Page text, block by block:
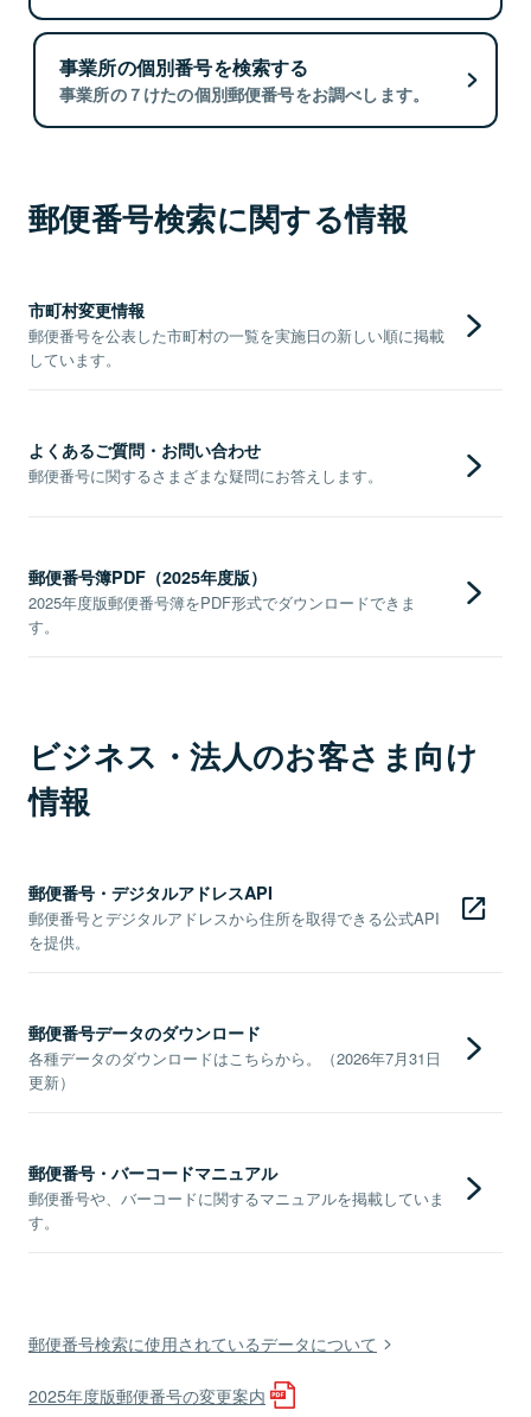
事業所の個別番号を検索する
事業所の７けたの個別郵便番号をお調べします。
郵便番号検索に関する情報
市町村変更情報
郵便番号を公表した市町村の一覧を実施日の新しい順に掲載
しています。
よくあるご質問・お問い合わせ
郵便番号に関するさまざまな疑問にお答えします。
郵便番号簿PDF（2025年度版）
2025年度版郵便番号簿をPDF形式でダウンロードできま
す。
ビジネス・法人のお客さま向け
情報
郵便番号・デジタルアドレスAPI
郵便番号とデジタルアドレスから住所を取得できる公式API
を提供。
郵便番号データのダウンロード
各種データのダウンロードはこちらから。（2026年7月31日
更新）
郵便番号・バーコードマニュアル
郵便番号や、バーコードに関するマニュアルを掲載していま
す。
郵便番号検索に使用されているデータについて
2025年度版郵便番号の変更案内